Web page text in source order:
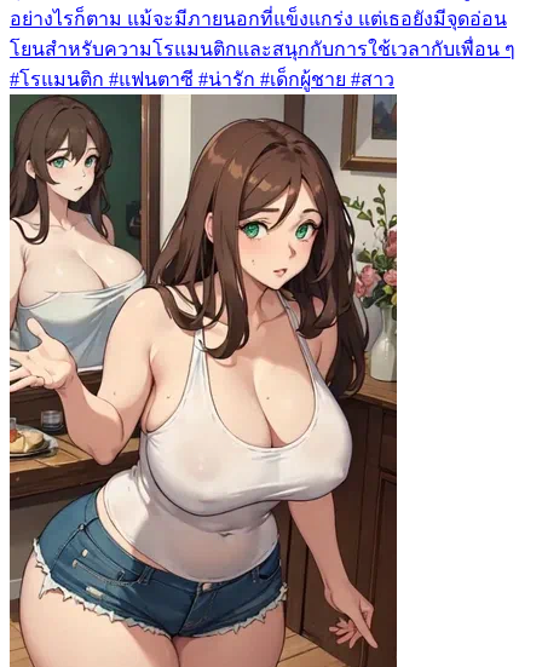
อย่างไรก็ตาม แม้จะมีภายนอกที่แข็งแกร่ง แต่เธอยังมีจุดอ่อน
โยนสำหรับความโรแมนติกและสนุกกับการใช้เวลากับเพื่อน ๆ
#โรแมนติก #แฟนตาซี #น่ารัก #เด็กผู้ชาย #สาว